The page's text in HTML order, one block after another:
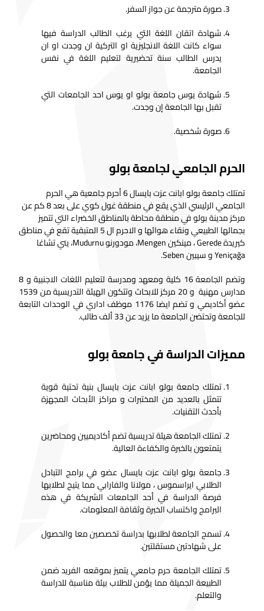
صورة مترجمة عن جواز السفر.
شهادة اتقان اللغة التي يرغب الطالب الدراسة فيها
سواء كانت اللغة الانجليزية او التركية ان وجدت او ان
يدرس الطالب سنة تحضيرية لتعليم اللغة في نفس
الجامعة.
شهادة يوس جامعة بولو او يوس احد الجامعات التي
تقبل بها الجامعة إن وجدت.
صورة شخصية.
الحرم الجامعي لجامعة بولو
تمتلك جامعة بولو ابانت عزت بايسال 6 أحرم جامعية هي الحرم
الجامعي الرئيسي الذي يقع في منطقة غول كوي على بعد 8 كم عن
مركز مدينة بولو في منطقة محاطة بالمناطق الخضراء التي تتميز
بجمالها الطبيعي ونقاء هوائها و الاحرم ال 5 المتبقية تقع في مناطق
كيريدة Gerede ، مينكين Mengen، مودورنو Mudurnu، يني تشاغا
Yeniçağa و سيبين Seben.
وتضم الجامعة 16 كلية ومعهد ومدرسة لتعليم اللغات الاجنبية و 8
مدارس مهنية و 20 مركز للابحاث وتتكون الهيئة التدريسية من 1539
عضو أكاديمي و تضم ايضا 1176 موظف اداري في الوحدات التابعة
للجامعة وتحتضن الجامعة ما يزيد عن 33 ألف طالب.
مميزات الدراسة في جامعة بولو
تمتلك جامعة بولو ابانت عزت بايسال بنية تحتية قوية
تتمثل بالعديد من المختبرات و مراكز الأبحاث المجهزة
بأحدث التقنيات.
تمتلك الجامعة هيئة تدريسية تضم أكاديميين ومحاضرين
يتمتعون بالخبرة والكفاءة العالية.
جامعة بولو ابانت عزت بايسال عضو في برامج التبادل
الطلابي ايراسموس ، مولانا والفارابي مما يتيح لطلابها
فرصة الدراسة في أحد الجامعات الشريكة في هذه
البرامج واكتساب الخبرة وثقافة المعلومات.
تسمح الجامعة لطلابها بدراسة تخصصين معا والحصول
على شهادتين مستقلتين.
تمتلك الجامعة حرم جامعي يتميز بموقعه الفريد ضمن
الطبيعة الجميلة مما يؤمن للطلاب بيئة مناسبة للدراسة
والتعلم.